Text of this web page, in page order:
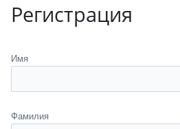
Регистрация
Имя
Фамилия